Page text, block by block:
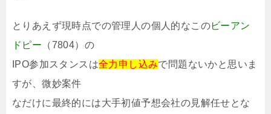
とりあえず現時点での管理人の個人的なこのビーアン
ドピー （7804）の
IPO参加スタンスは全力申し込みで問題ないかと思いま
すが、微妙案件
なだけに最終的には大手初値予想会社の見解任せとな